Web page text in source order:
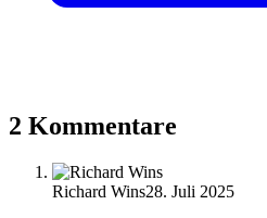
2 Kommentare
Richard Wins28. Juli 2025